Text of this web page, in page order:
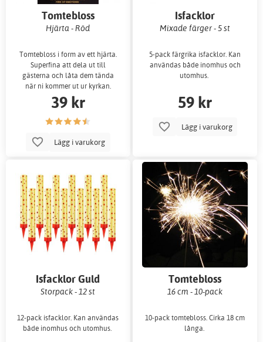
Tomtebloss
Hjärta - Röd
Tomtebloss i form av ett hjärta.
Superfina att dela ut till
gästerna och låta dem tända
när ni kommer ut ur kyrkan.
39 kr
Lägg i varukorg
Isfacklor
Mixade färger - 5 st
5-pack färgrika isfacklor. Kan
användas både inomhus och
utomhus.
59 kr
Lägg i varukorg
Isfacklor Guld
Storpack - 12 st
12-pack isfacklor. Kan användas
både inomhus och utomhus.
Tomtebloss
16 cm - 10-pack
10-pack tomtebloss. Cirka 18 cm
långa.